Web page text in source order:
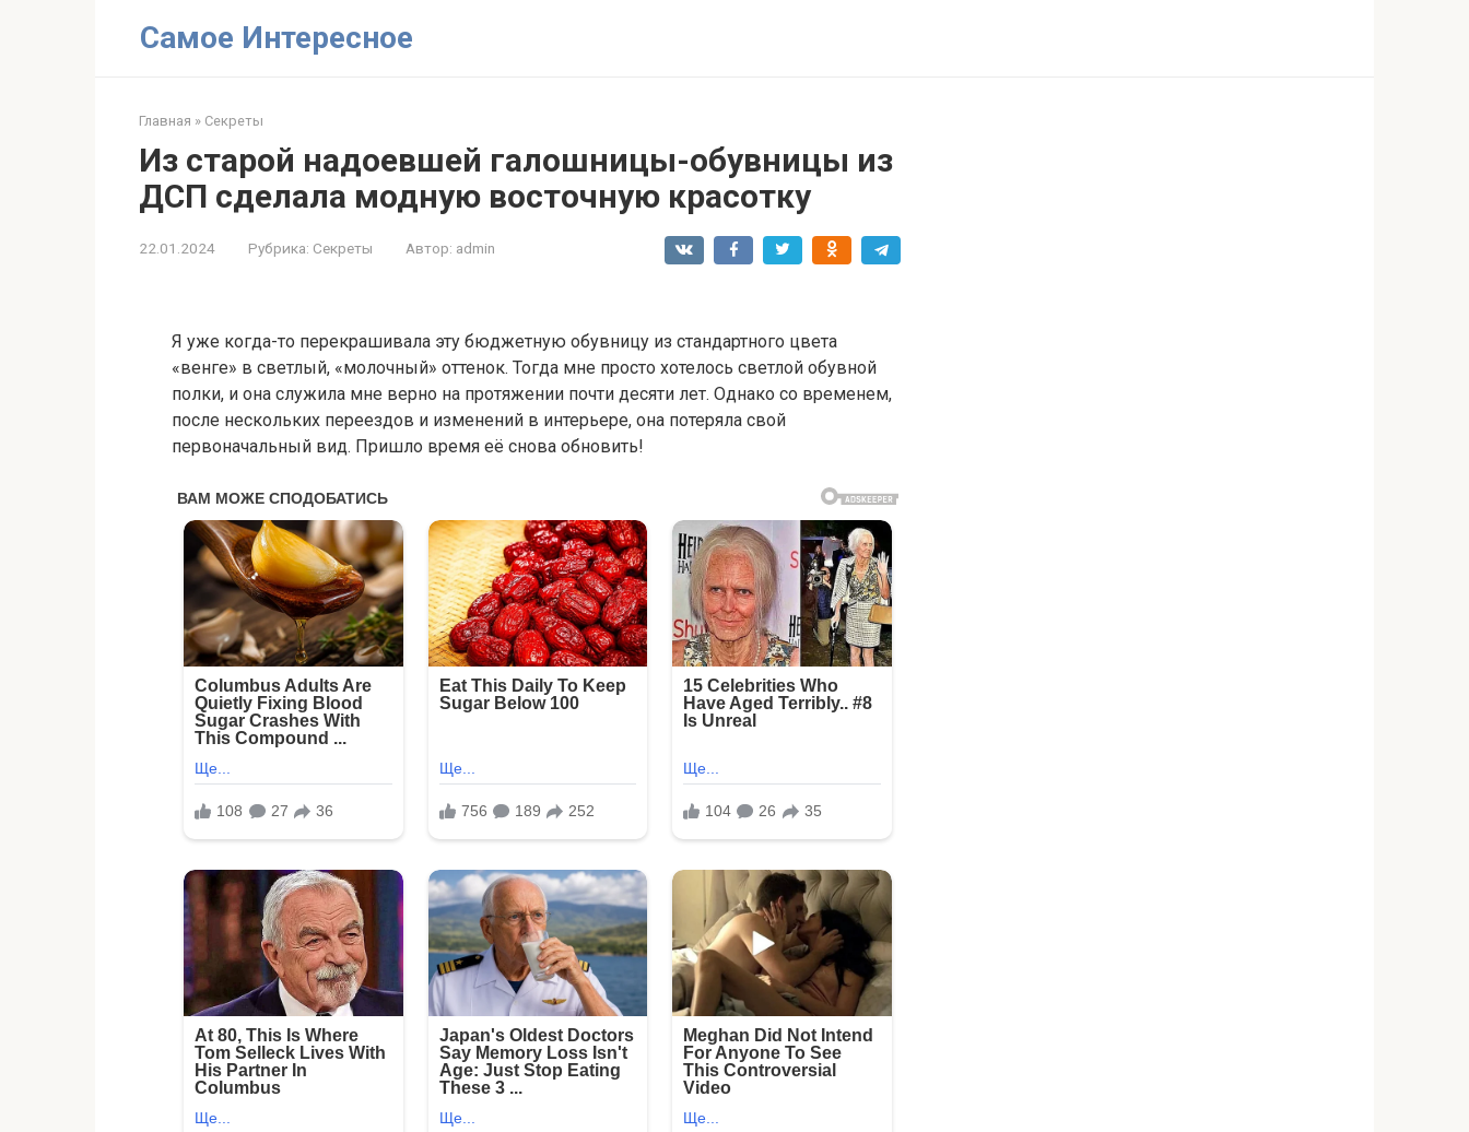
Самое Интересное
Главная » Секреты
Из старой надоевшей галошницы-обувницы из
ДСП сделала модную восточную красотку
22.01.2024 Рубрика: Секреты Автор: admin
Я уже когда-то перекрашивала эту бюджетную обувницу из стандартного цвета
«венге» в светлый, «молочный» оттенок. Тогда мне просто хотелось светлой обувной
полки, и она служила мне верно на протяжении почти десяти лет. Однако со временем,
после нескольких переездов и изменений в интерьере, она потеряла свой
первоначальный вид. Пришло время её снова обновить!